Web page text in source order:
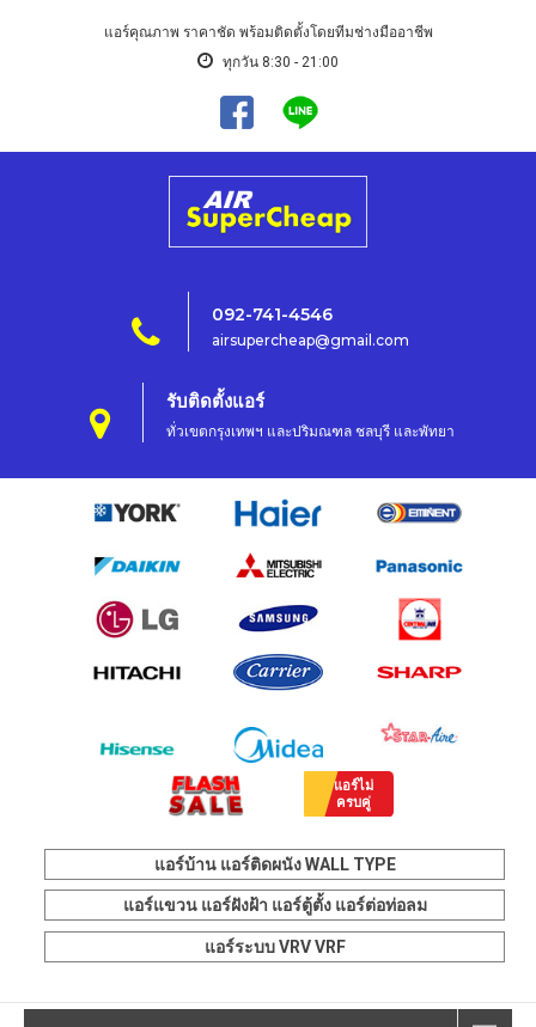
แอร์คุณภาพ ราคาชัด พร้อมติดตั้งโดยทีมช่างมืออาชีพ
ทุกวัน 8:30 - 21:00
092-741-4546
airsupercheap@gmail.com
รับติดตั้งแอร์
ทั่วเขตกรุงเทพฯ และปริมณฑล ชลบุรี และพัทยา
แอร์บ้าน แอร์ติดผนัง WALL TYPE
แอร์แขวน แอร์ฝังฝ้า แอร์ตู้ตั้ง แอร์ต่อท่อลม
แอร์ระบบ VRV VRF